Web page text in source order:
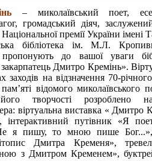
– миколаївський поет,
громадський діяч,
премії України імені
бібліотека ім. М.Л.
пропонують до вашої уваги
Дмитро Кремінь».
заходів на відзначення 70-
відомого миколаївського
його творчості розроблено
віртуальна виставка « Дмитро
інтерактивний путівник «Я
я пишу, то мною пише Бог...»,
Дмитра Кременя»,
з Дмитром Кременем»,